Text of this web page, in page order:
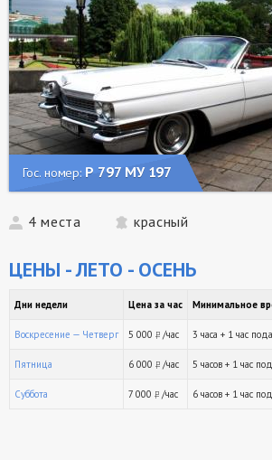
Гос. номер: Р 797 МУ 197
4 места красный
ЦЕНЫ - ЛЕТО - ОСЕНЬ
Дни недели Цена за час Минимальное
Воскресение — Четверг 5 000 руб.
/час 3 часа + 1 час
Пятница 6 000 руб.
/час 5 часов + 1 час
Суббота 7 000 руб.
/час 6 часов + 1 час